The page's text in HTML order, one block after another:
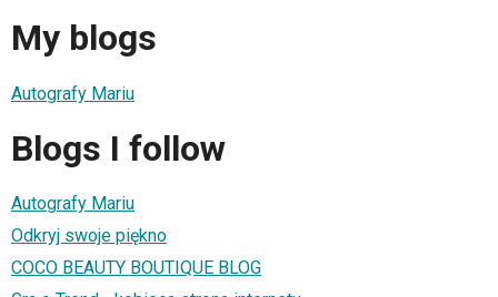
My blogs
Autografy Mariu
Blogs I follow
Autografy Mariu
Odkryj swoje piękno
COCO BEAUTY BOUTIQUE BLOG